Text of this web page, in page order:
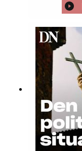
nordmenn å
Jordheim